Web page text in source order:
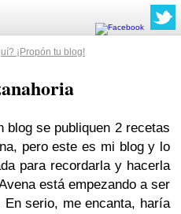
¡Propón tu blog!
blog se publiquen 2 recetas
pero este es mi blog y lo
para recordarla y hacerla
está empezando a ser
serio, me encanta, haría